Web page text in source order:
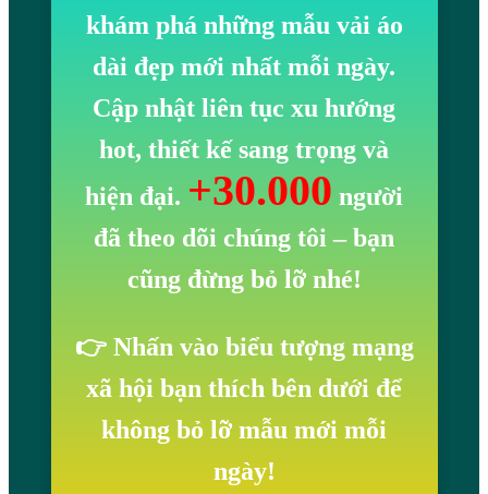
khám phá những mẫu vải áo
dài đẹp mới nhất mỗi ngày.
Cập nhật liên tục xu hướng
hot, thiết kế sang trọng và
hiện đại. +30.000 người
đã theo dõi chúng tôi– bạn
cũng đừng bỏ lỡ nhé!
👉 Nhấn vào biểu tượng mạng
xã hội bạn thích bên dưới để
không bỏ lỡ mẫu mới mỗi
ngày!